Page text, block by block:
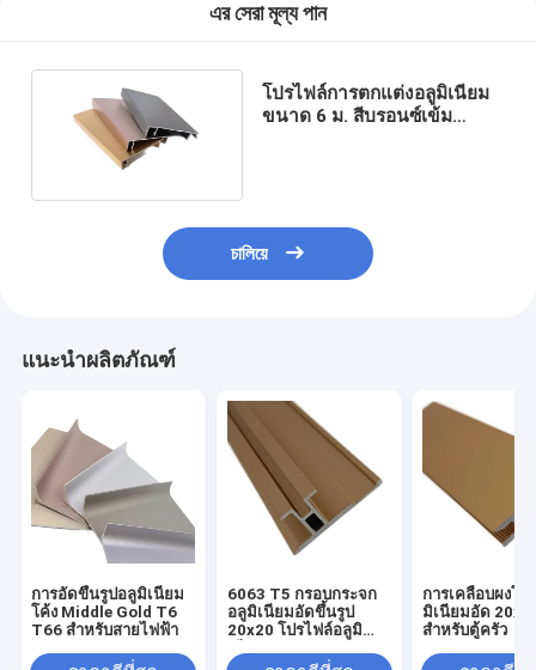
এর সেরা মূল্য পান
โปรไฟล์การตกแต่งอลูมิเนียม
ขนาด 6 ม. สีบรอนซ์เข้ม
চালিয়ে
แนะนำผลิตภัณฑ์
การอัดขึ้นรูปอลูมิเนียม
โค้ง Middle Gold T6
T66 สำหรับสายไฟฟ้า
6063 T5 กรอบกระจก
อลูมิเนียมอัดขึ้นรูป
20x20 โปรไฟล์อลูมิ
การเคลือบผงโป
มิเนียมอัด
สำหรับตู้ครัว